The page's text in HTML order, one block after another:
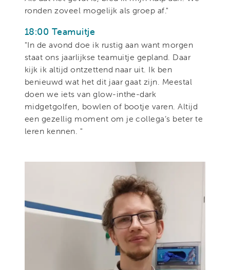
ronden zoveel mogelijk als groep af."
18:00 Teamuitje
"In de avond doe ik rustig aan want morgen
staat ons jaarlijkse teamuitje gepland. Daar
kijk ik altijd ontzettend naar uit. Ik ben
benieuwd wat het dit jaar gaat zijn. Meestal
doen we iets van glow-inthe-dark
midgetgolfen, bowlen of bootje varen. Altijd
een gezellig moment om je collega’s beter te
leren kennen. "